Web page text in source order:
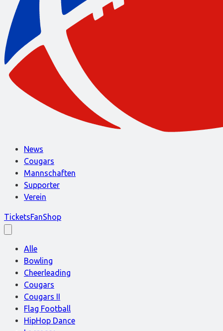
News
Cougars
Mannschaften
Supporter
Verein
TicketsFanShop
Alle
Bowling
Cheerleading
Cougars
Cougars II
Flag Football
HipHop Dance